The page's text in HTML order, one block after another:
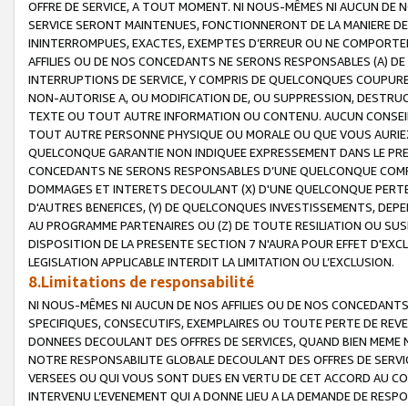
OFFRE DE SERVICE, A TOUT MOMENT. NI NOUS-MÊMES NI AUCUN DE
SERVICE SERONT MAINTENUES, FONCTIONNERONT DE LA MANIERE
ININTERROMPUES, EXACTES, EXEMPTES D’ERREUR OU NE
AFFILIES OU DE NOS CONCEDANTS NE SERONS RESPONSABLES (A)
INTERRUPTIONS DE SERVICE, Y COMPRIS DE QUELCONQUES
NON-AUTORISE A, OU MODIFICATION DE, OU SUPPRESSION,
TEXTE OU TOUT AUTRE INFORMATION OU CONTENU. AUCUN
TOUT AUTRE PERSONNE PHYSIQUE OU MORALE OU QUE VOUS
QUELCONQUE GARANTIE NON INDIQUEE EXPRESSEMENT DANS LE
CONCEDANTS NE SERONS RESPONSABLES D’UNE QUELCONQUE
DOMMAGES ET INTERETS DECOULANT (X) D'UNE QUELCONQUE
D'AUTRES BENEFICES, (Y) DE QUELCONQUES INVESTISSEMENTS,
AU PROGRAMME PARTENAIRES OU (Z) DE TOUTE RESILIATION OU
DISPOSITION DE LA PRESENTE SECTION 7 N'AURA POUR EFFET
LEGISLATION APPLICABLE INTERDIT LA LIMITATION OU L’EXCLUSION.
8.Limitations de responsabilité
NI NOUS-MÊMES NI AUCUN DE NOS AFFILIES OU DE NOS
SPECIFIQUES, CONSECUTIFS, EXEMPLAIRES OU TOUTE PERTE DE
DONNEES DECOULANT DES OFFRES DE SERVICES, QUAND BIEN
NOTRE RESPONSABILITE GLOBALE DECOULANT DES OFFRES DE
VERSEES OU QUI VOUS SONT DUES EN VERTU DE CET ACCORD AU
INTERVENU L’EVENEMENT QUI A DONNE LIEU A LA DEMANDE DE